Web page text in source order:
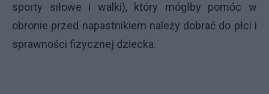
sporty siłowe i walki), który mógłby pomóc w
obronie przed napastnikiem należy dobrać do płci i
sprawności fizycznej dziecka.